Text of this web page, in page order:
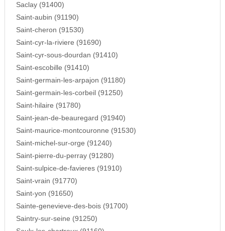
Saclay (91400)
Saint-aubin (91190)
Saint-cheron (91530)
Saint-cyr-la-riviere (91690)
Saint-cyr-sous-dourdan (91410)
Saint-escobille (91410)
Saint-germain-les-arpajon (91180)
Saint-germain-les-corbeil (91250)
Saint-hilaire (91780)
Saint-jean-de-beauregard (91940)
Saint-maurice-montcouronne (91530)
Saint-michel-sur-orge (91240)
Saint-pierre-du-perray (91280)
Saint-sulpice-de-favieres (91910)
Saint-vrain (91770)
Saint-yon (91650)
Sainte-genevieve-des-bois (91700)
Saintry-sur-seine (91250)